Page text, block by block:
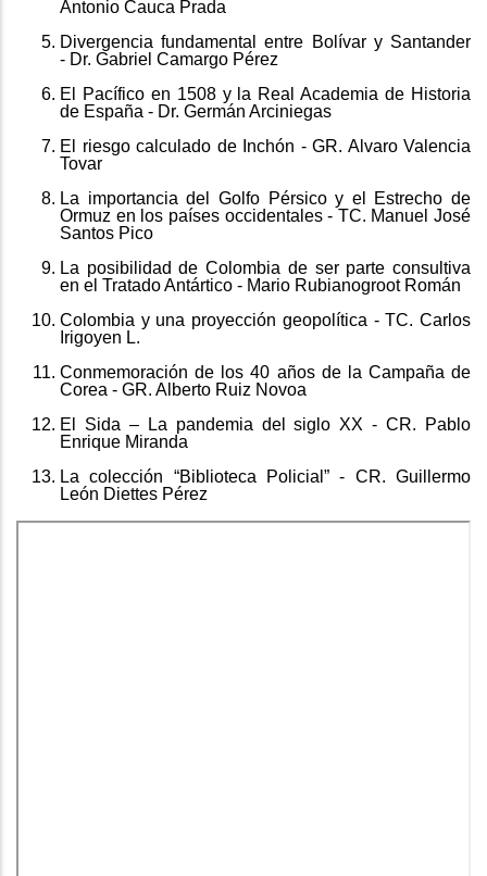
Antonio Cauca Prada
Divergencia fundamental entre Bolívar y Santander
- Dr. Gabriel Camargo Pérez
El Pacífico en 1508 y la Real Academia de Historia
de España - Dr. Germán Arciniegas
El riesgo calculado de Inchón - GR. Alvaro Valencia
Tovar
La importancia del Golfo Pérsico y el Estrecho de
Ormuz en los países occidentales - TC. Manuel José
Santos Pico
La posibilidad de Colombia de ser parte consultiva
en el Tratado Antártico - Mario Rubianogroot Román
Colombia y una proyección geopolítica - TC. Carlos
Irigoyen L.
Conmemoración de los 40 años de la Campaña de
Corea - GR. Alberto Ruiz Novoa
El Sida – La pandemia del siglo XX - CR. Pablo
Enrique Miranda
La colección “Biblioteca Policial” - CR. Guillermo
León Diettes Pérez